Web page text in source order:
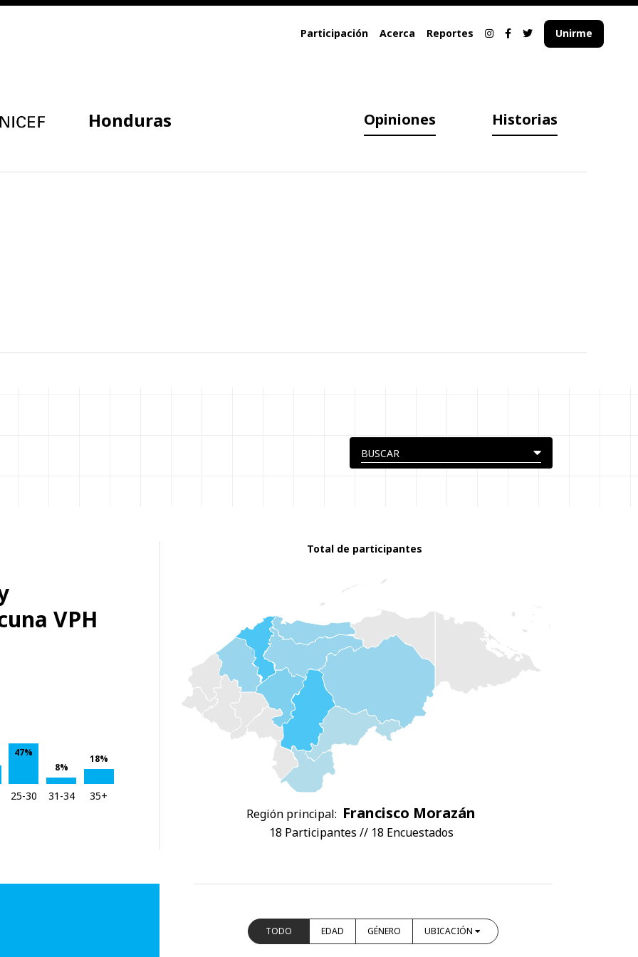
Participación Acerca Reportes Unirme
Honduras Opiniones Historias
VPH
47%
8%
18%
25-30 31-34 35+
Total de participantes
Región principal: Francisco Morazán
18 Participantes // 18 Encuestados
TODO EDAD GÉNERO UBICACIÓN